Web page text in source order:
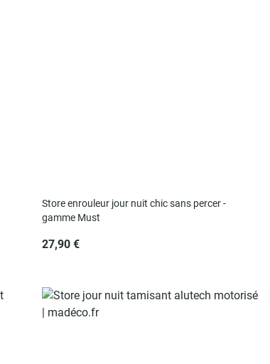
Store enrouleur jour nuit chic sans percer -
gamme Must
27,90 €